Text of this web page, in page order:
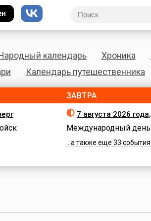
календарь Хроника
Календарь путешественника
ЗАВТРА
7 августа 2026
Международный
...а также еще 33 события